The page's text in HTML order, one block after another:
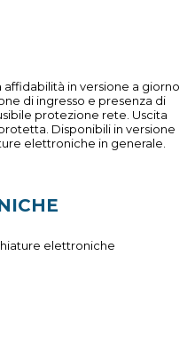
in versione a giorno
di ingresso e presenza di
protezione rete. Uscita
Disponibili in versione
elettroniche in generale.
elettroniche